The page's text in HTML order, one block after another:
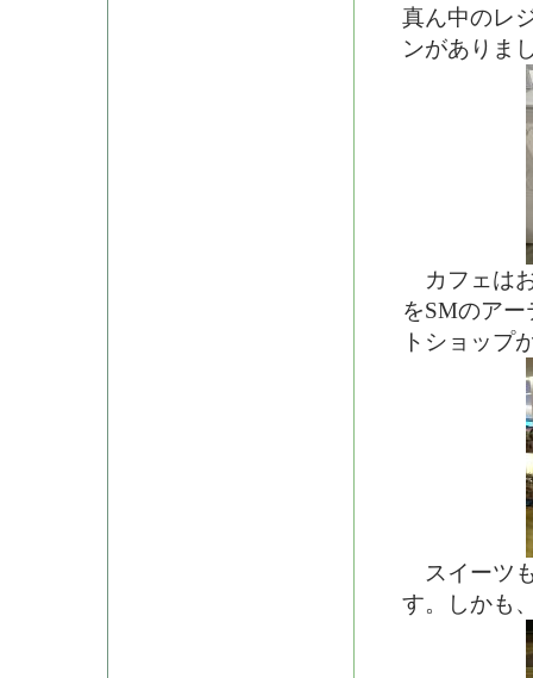
真ん中のレ
ンがありま
カフェは
をSMのア
トショップ
スイーツ
す。しかも